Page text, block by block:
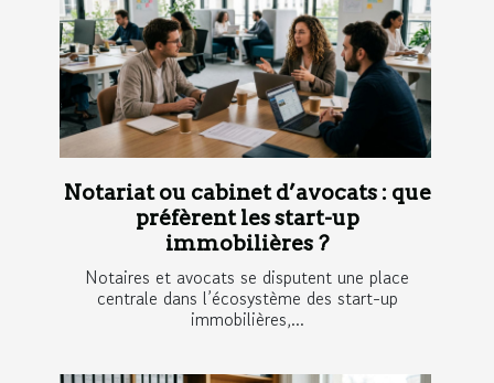
Notariat ou cabinet d’avocats : que
préfèrent les start-up
immobilières ?
Notaires et avocats se disputent une place
centrale dans l’écosystème des start-up
immobilières,...